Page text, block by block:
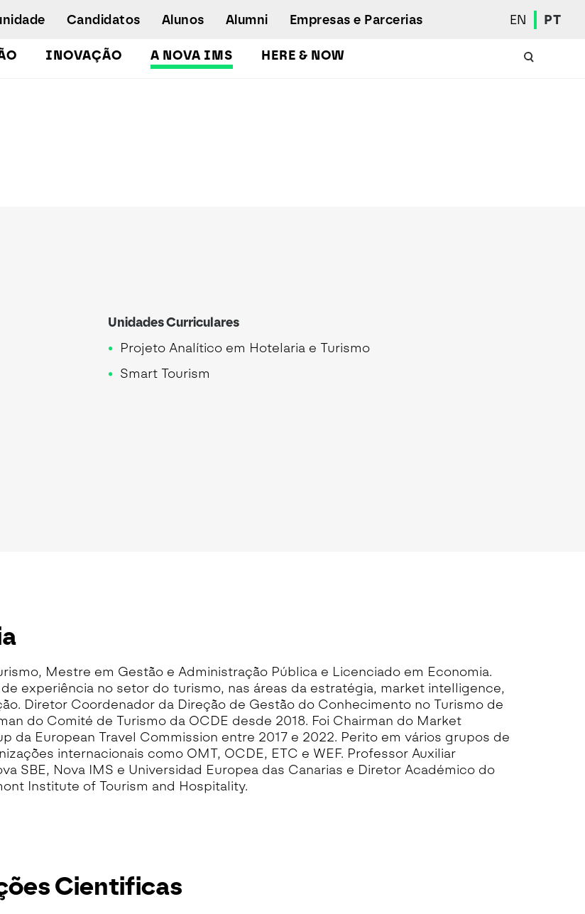
Estágios
INOVAÇÃO A NOVA IMS HERE & NOW
Candidatos Alunos Alumni Empresas e Parcerias EN PT
Unidades Curriculares
Projeto Analítico em Hotelaria e Turismo
Smart Tourism
Mestre em Gestão e Administração Pública e Licenciado em Economia.
experiência no setor do turismo, nas áreas da estratégia, market intelligence,
Diretor Coordenador da Direção de Gestão do Conhecimento no Turismo de
do Comité de Turismo da OCDE desde 2018. Foi Chairman do Market
da European Travel Commission entre 2017 e 2022. Perito em vários grupos de
internacionais como OMT, OCDE, ETC e WEF. Professor Auxiliar
SBE, Nova IMS e Universidad Europea das Canarias e Diretor Académico do
Institute of Tourism and Hospitality.
Cientificas